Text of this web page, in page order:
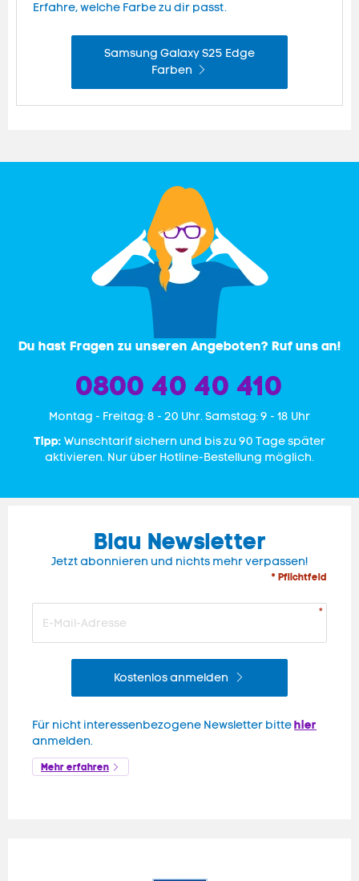
Erfahre, welche Farbe zu dir passt.
Samsung Galaxy S25 Edge
Farben
Du hast Fragen zu unseren Angeboten? Ruf uns an!
0800 40 40 410
Mon­tag - Freitag: 8 - 20 Uhr. Samstag: 9 - 18 Uhr
Tipp: Wunschtarif sichern und bis zu 90 Tage später
aktivieren. Nur über Hotline-Bestellung möglich.
Blau Newsletter
Jetzt abonnieren und nichts mehr verpassen!
* Pflichtfeld
Kostenlos anmelden
Für nicht interessenbezogene Newsletter bittehier
anmelden.
Mehr erfahren